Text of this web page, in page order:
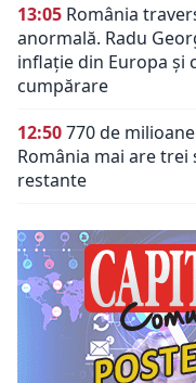
13:05 România
anormală. Radu
inflație din Europa și
cumpărare
12:50770 de
România mai are
restante